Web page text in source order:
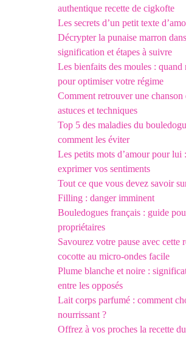
authentique recette de cigkofte
Les secrets d’un petit texte
Décrypter la punaise marron
signification et étapes à suivre
Les bienfaits des moules : quand
pour optimiser votre régime
Comment retrouver une chanson
astuces et techniques
Top 5 des maladies du
comment les éviter
Les petits mots d’amour pour lui
exprimer vos sentiments
Tout ce que vous devez savoir
Filling : danger imminent
Bouledogues français : guide
propriétaires
Savourez votre pause avec cette
cocotte au micro-ondes facile
Plume blanche et noire :
entre les opposés
Lait corps parfumé : comment
nourrissant ?
Offrez à vos proches la recette